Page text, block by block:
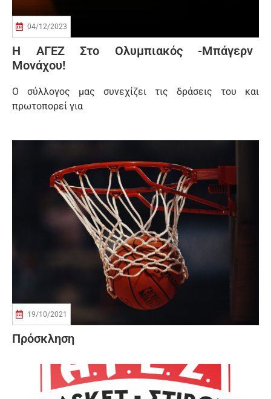
04/12/2023
Η ΑΓΕΖ Στο Ολυμπιακός -Μπάγερν
Μονάχου!
Ο σύλλογος μας συνεχίζει τις δράσεις του και
πρωτοπορεί για
19/10/2021
Πρόσκληση